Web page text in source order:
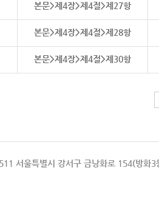
본문>제4장>제4절>제27항
본문>제4장>제4절>제28항
본문>제4장>제4절>제30항
서울특별시 강서구 금낭화로 154(방화3